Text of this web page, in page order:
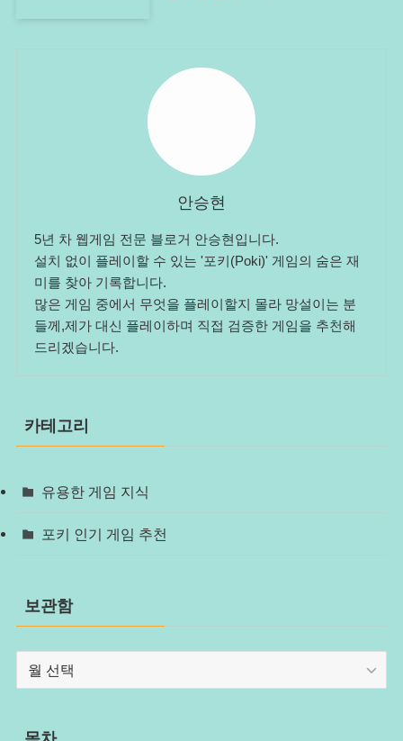
안승현
5년 차 웹게임 전문 블로거 안승현입니다.
설치 없이 플레이할 수 있는 '포키(Poki)' 게임의 숨은 재
미를 찾아 기록합니다.
많은 게임 중에서 무엇을 플레이할지 몰라 망설이는 분
들께,제가 대신 플레이하며 직접 검증한 게임을 추천해
드리겠습니다.
카테고리
유용한 게임 지식
포키 인기 게임 추천
보관함